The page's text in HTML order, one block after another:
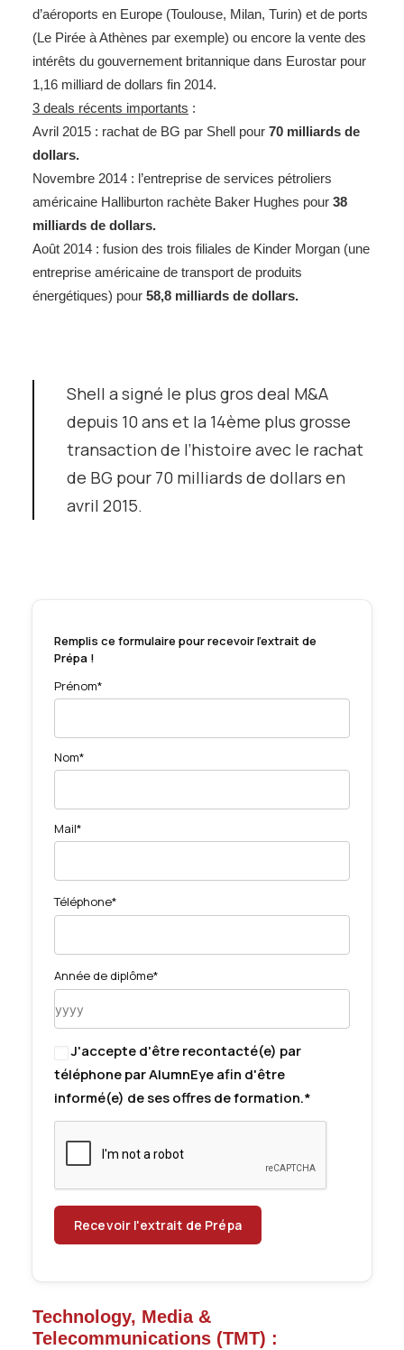
d’aéroports en Europe (Toulouse, Milan, Turin) et de ports
(Le Pirée à Athènes par exemple) ou encore la vente des
intérêts du gouvernement britannique dans Eurostar pour
1,16 milliard de dollars fin 2014.
3 deals récents importants :
Avril 2015 : rachat de BG par Shell pour 70 milliards de
dollars.
Novembre 2014 : l’entreprise de services pétroliers
américaine Halliburton rachète Baker Hughes pour 38
milliards de dollars.
Août 2014 : fusion des trois filiales de Kinder Morgan (une
entreprise américaine de transport de produits
énergétiques) pour 58,8 milliards de dollars.
Shell a signé le plus gros deal M&A
depuis 10 ans et la 14ème plus grosse
transaction de l’histoire avec le rachat
de BG pour 70 milliards de dollars en
avril 2015.
Remplis ce formulaire pour recevoir l'extrait de
Prépa !
Prénom*
Nom*
Mail*
Téléphone*
Année de diplôme*
J'accepte d'être recontacté(e) par
téléphone par AlumnEye afin d'être
informé(e) de ses offres de formation.*
Technology, Media &
Telecommunications (TMT) :